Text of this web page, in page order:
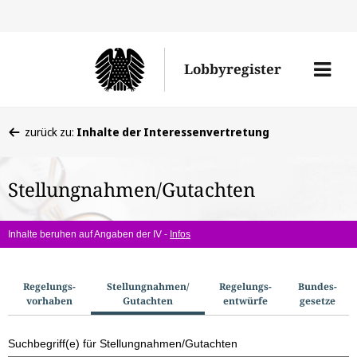
den
Lobbyregister
Menü
befinden
hier:
zurück zu: Inhalte der Interessenvertretung
Stellungnahmen/Gutachten
Inhalte beruhen auf Angaben der IV - Infos
u
c
Regelungs­
vorhaben
Stellungnahmen/​
Gutachten
Regelungs­
entwürfe
Bundes­
gesetze
Suchbegriff(e) für Stellungnahmen/Gutachten